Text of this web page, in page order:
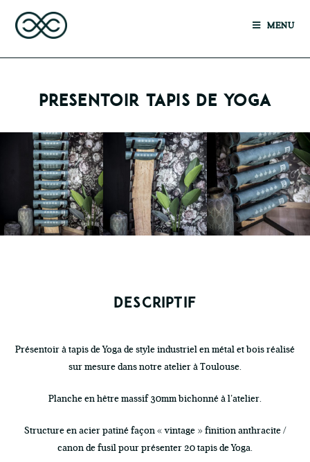
MENU
PRESENTOIR TAPIS DE YOGA
DESCRIPTIF
Présentoir à tapis de Yoga de style industriel en métal et bois réalisé
sur mesure dans notre atelier à Toulouse.
Planche en hêtre massif 30mm bichonné à l’atelier.
Structure en acier patiné façon « vintage » finition anthracite /
canon de fusil pour présenter 20 tapis de Yoga.